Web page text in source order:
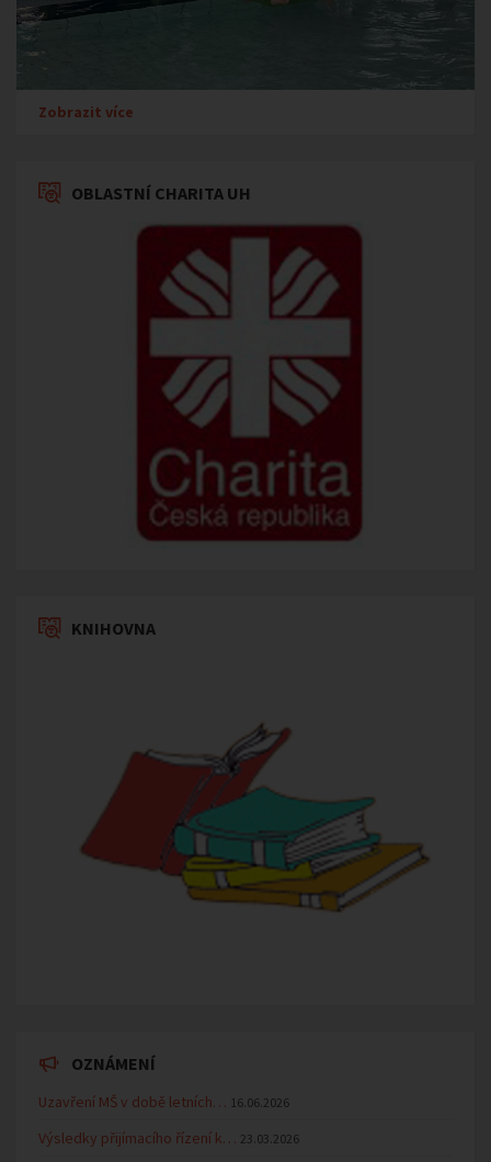
Zobrazit více
OBLASTNÍ CHARITA UH
KNIHOVNA
OZNÁMENÍ
Uzavření MŠ v době letních… 16.06.2026
Výsledky přijímacího řízení k… 23.03.2026